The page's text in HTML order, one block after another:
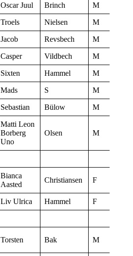
Oscar Juul Brinch M
Troels Nielsen M
Jacob Revsbech M
Casper Vildbech M
Sixten Hammel M
Mads S M
Sebastian Bülow M
Matti Leon
Borberg
Uno
Olsen M
Bianca
Aasted
Christiansen F
Liv Ulrica Hammel F
Torsten Bak M